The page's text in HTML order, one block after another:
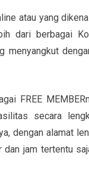
atau yang
dari berbagai
menyangkut
FREE
secara
dengan alamat
dan jam tertentu